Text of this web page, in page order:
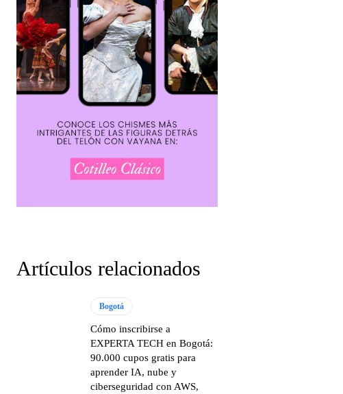
Artículos relacionados
Bogotá
Cómo inscribirse a
EXPERTA TECH en Bogotá:
90.000 cupos gratis para
aprender IA, nube y
ciberseguridad con AWS,